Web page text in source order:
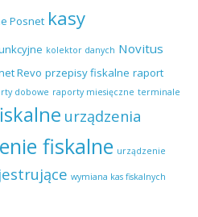
Posnet kasy
kolektor danych Novitus
Revo przepisy fiskalne raport
dobowe raporty miesięczne terminale
urządzenia
fiskalne urządzenie
wymiana kas fiskalnych